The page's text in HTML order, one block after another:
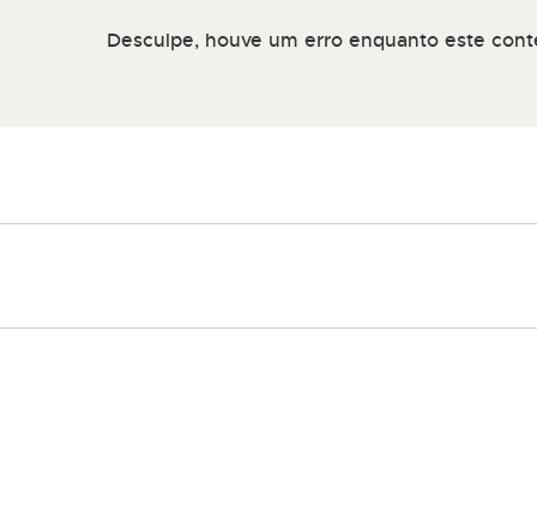
imagens
Desculpe, houve um erro enquanto este